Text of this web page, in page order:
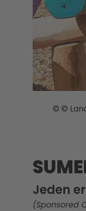
© ©
Jeden
(Sponsored